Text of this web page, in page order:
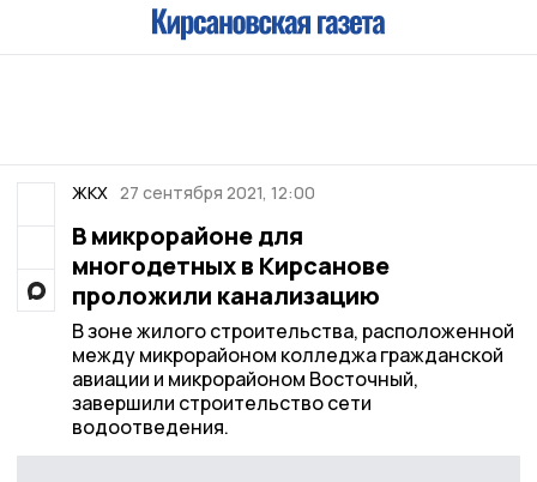
ЖКХ 27 сентября 2021, 12:00
В микрорайоне для
многодетных в Кирсанове
проложили канализацию
В зоне жилого строительства, расположенной
между микрорайоном колледжа гражданской
авиации и микрорайоном Восточный,
завершили строительство сети
водоотведения.